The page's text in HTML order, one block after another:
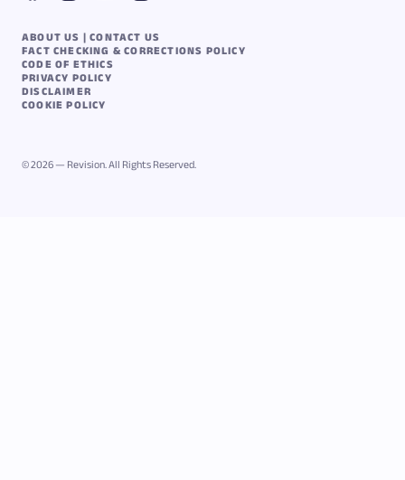
ABOUT US | CONTACT US
FACT CHECKING & CORRECTIONS POLICY
CODE OF ETHICS
PRIVACY POLICY
DISCLAIMER
COOKIE POLICY
© 2026 — Revision. All Rights Reserved.